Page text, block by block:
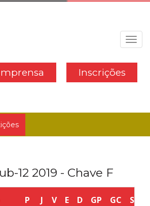
Inscrições
12 2019 - Chave F
P J V E D GP GC SG